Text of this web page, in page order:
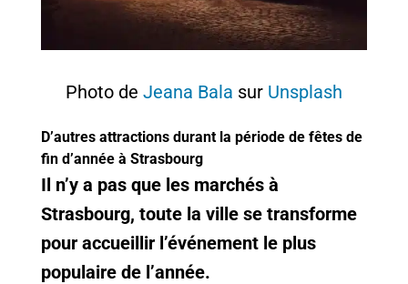
Photo de Jeana Bala sur Unsplash
D’autres attractions durant la période de fêtes de
fin d’année à Strasbourg
Il n’y a pas que les marchés à
Strasbourg, toute la ville se transforme
pour accueillir l’événement le plus
populaire de l’année.